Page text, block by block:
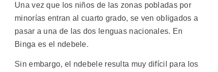
Una vez que los niños de las zonas pobladas por
minorías entran al cuarto grado, se ven obligados a
pasar a una de las dos lenguas nacionales. En
Binga es el ndebele.
Sin embargo, el ndebele resulta muy difícil para los